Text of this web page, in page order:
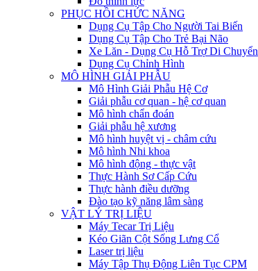
PHỤC HỒI CHỨC NĂNG
Dụng Cụ Tập Cho Người Tai Biến
Dụng Cụ Tập Cho Trẻ Bại Não
Xe Lăn - Dụng Cụ Hỗ Trợ Di Chuyển
Dụng Cụ Chỉnh Hình
MÔ HÌNH GIẢI PHẪU
Mô Hình Giải Phẫu Hệ Cơ
Giải phẫu cơ quan - hệ cơ quan
Mô hình chẩn đoán
Giải phẫu hệ xương
Mô hình huyệt vị - châm cứu
Mô hình Nhi khoa
Mô hình động - thực vật
Thực Hành Sơ Cấp Cứu
Thực hành điều dưỡng
Đào tạo kỹ năng lâm sàng
VẬT LÝ TRỊ LIỆU
Máy Tecar Trị Liệu
Kéo Giãn Cột Sống Lưng Cổ
Laser trị liệu
Máy Tập Thụ Động Liên Tục CPM